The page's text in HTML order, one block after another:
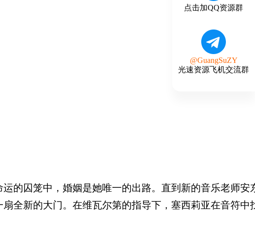
的囚笼中，婚姻是她唯一的出路。直到新的音乐老师安
全新的大门。在维瓦尔第的指导下，塞西莉亚在音符中
点击加QQ资源群
@GuangSuZY
光速资源飞机交流群